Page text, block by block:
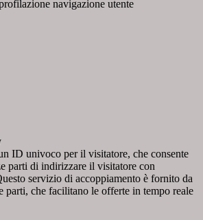
navigazione utente
ID univoco per il visitatore, che consente
parti di indirizzare il visitatore con
servizio di accoppiamento è fornito da
parti, che facilitano le offerte in tempo reale